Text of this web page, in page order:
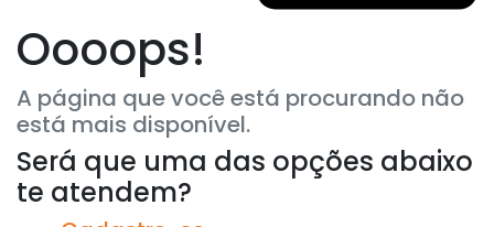
Oooops!
A página que você está procurando não
está mais disponível.
Será que uma das opções abaixo
te atendem?